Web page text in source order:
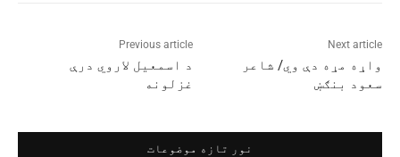
Previous article
د اسمعیل لاروي درې
غزلونه
Next article
واړه مړه دې وي/ شاعر
سعود بنګښ
نور تازه موضوعات